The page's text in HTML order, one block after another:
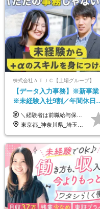
株式会社ＡＴＪＣ【上場グループ】
【データ入力事務】※新事業
※未経験入社9割／年間休日
124日／月 残業13h／土日祝休
み／給与改定年2回
＼経験者は前職給与保証！／ 月給23万円～33万円＋各種手当 ☆給与改定年2回あり！ ※上記金額には固定残業代（31,081円～44,595円／20時間分）を含みます。 ※超過分は別途支給します。 ★試用期間：6ヶ月 未経験の場合、試用期間中は月給21万円（固定残業代12,353円／8時間分）となります。ただし、2026年7月1日以降は給与改定に伴い、試用期間の途中であっても、月給230,000円（固定残業代31,081円／20時間分）を適用します。 ※超過分は別途支給します。
東京都_神奈川県_埼玉県_千葉県